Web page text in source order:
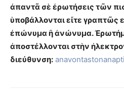
ἀπαντᾶ σὲ ἐρωτήσεις τῶν
ὑποβάλλονται εἴτε γραπτῶς
ἐπώνυμα ἢ ἀνώνυμα.
ἀποστέλλονται στὴν
διεύθυνση: